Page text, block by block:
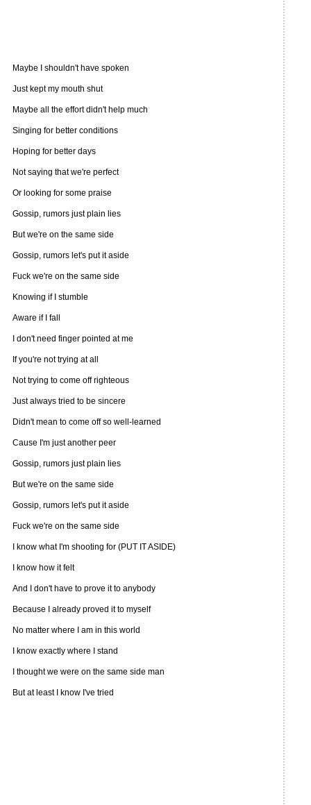
Maybe I shouldn't have spoken
Just kept my mouth shut
Maybe all the effort didn't help much
Singing for better conditions
Hoping for better days
Not saying that we're perfect
Or looking for some praise
Gossip, rumors just plain lies
But we're on the same side
Gossip, rumors let's put it aside
Fuck we're on the same side
Knowing if I stumble
Aware if I fall
I don't need finger pointed at me
If you're not trying at all
Not trying to come off righteous
Just always tried to be sincere
Didn't mean to come off so well-learned
Cause I'm just another peer
Gossip, rumors just plain lies
But we're on the same side
Gossip, rumors let's put it aside
Fuck we're on the same side
I know what I'm shooting for (PUT IT ASIDE)
I know how it felt
And I don't have to prove it to anybody
Because I already proved it to myself
No matter where I am in this world
I know exactly where I stand
I thought we were on the same side man
But at least I know I've tried